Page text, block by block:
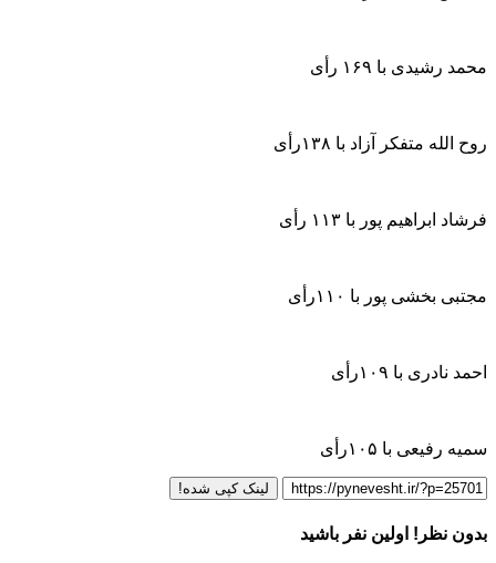
محمد رشیدی با ۱۶۹ رأی
روح الله متفکر آزاد با ۱۳۸رأی
فرشاد ابراهیم پور با ۱۱۳ رأی
مجتبی بخشی پور با ۱۱۰رأی
احمد نادری با ۱۰۹رأی
سمیه رفیعی با ۱۰۵رأی
لینک کپی شده!
بدون نظر! اولین نفر باشید